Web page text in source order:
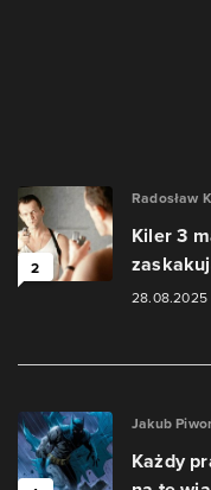
2
Radosław
Kiler 3
28.08.2025
Jakub
Każdy